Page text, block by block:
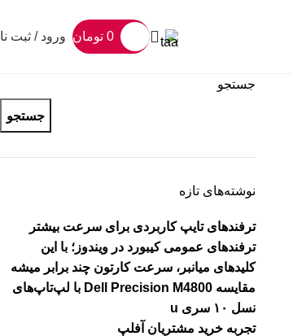
0 تومان ورود / ثبت
جستجو
جستجو
نوشته‌های تازه
ترفندهای تایپ کاربردی برای سرعت بیشتر
ترفندهای عمومی کیبورد در ویندوز؛ با این
کلیدهای میانبر، سرعت کارتون چند برابر میشه
مقایسه Dell Precision M4800 با لپ‌تاپ‌های
نسل ۱۰ سری u
تجربه خرید مشتریان آفلپ